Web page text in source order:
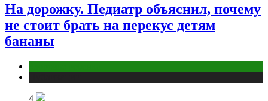
На дорожку. Педиатр объяснил, почему
не стоит брать на перекус детям
бананы
4